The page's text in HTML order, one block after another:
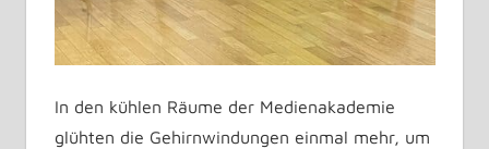
In den kühlen Räume der Medienakademie
glühten die Gehirnwindungen einmal mehr, um